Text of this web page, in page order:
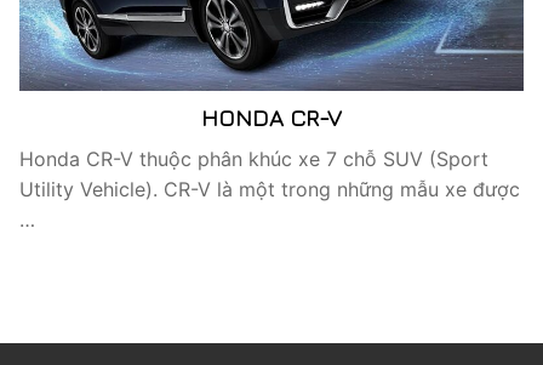
HONDA CR-V
Honda CR-V thuộc phân khúc xe 7 chỗ SUV (Sport
Utility Vehicle). CR-V là một trong những mẫu xe được
…